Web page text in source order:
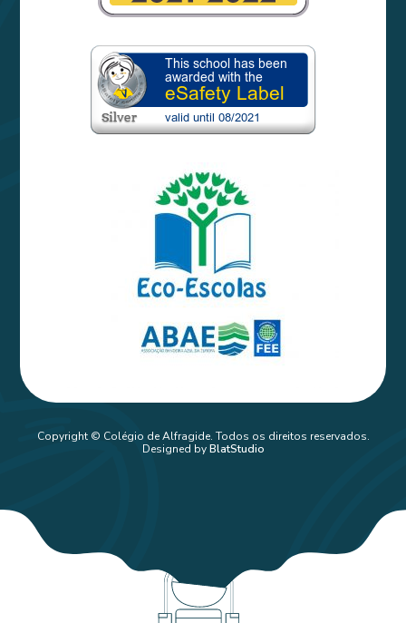
Copyright © Colégio de Alfragide. Todos os direitos reservados.
Designed byBlatStudio